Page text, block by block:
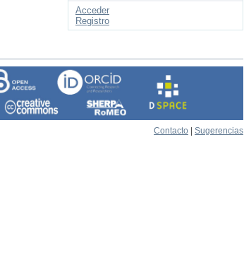
Acceder
Registro
Contacto Sugerencias